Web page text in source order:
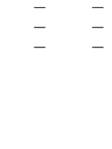
— —
— —
— —